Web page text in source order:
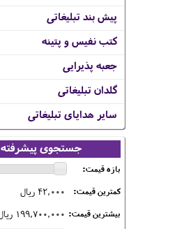
پیش بند تبلیغاتی
کتب نفیس و پتینه
جعبه پذیرایی
گلدان تبلیغاتی
سایر هدایای تبلیغاتی
جستجوی پیشرفته
بازه قیمت:
کمترین قیمت:
42,000 ریال
بیشترین قیمت: 199,700,000 ریال